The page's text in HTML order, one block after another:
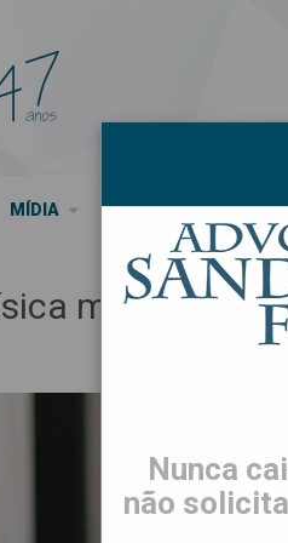
MÍDIA SEUS DIREITOS
muda para
Nunca
não